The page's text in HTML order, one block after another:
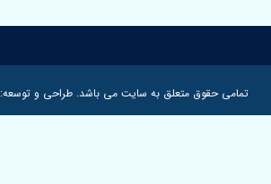
تمامی حقوق متعلق به سایت می باشد. طراحی و توسعه: